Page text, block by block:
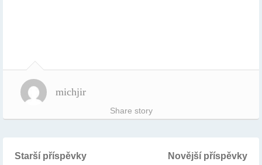
michjir
Share story
Starší příspěvky Novější příspěvky